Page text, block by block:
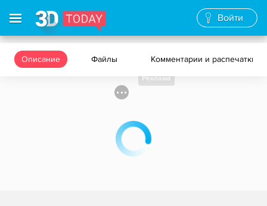
Войти
Описание Файлы Комментарии и распечатки
Реклама